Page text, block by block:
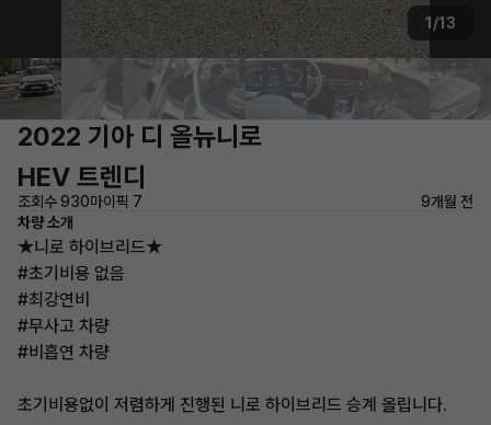
1/13
2022 기아 디 올뉴니로
HEV 트렌디
조회수 930마이픽 7
9개월 전
차량 소개
★니로 하이브리드★
#초기비용 없음
#최강연비
#무사고 차량
#비흡연 차량
초기비용없이 저렴하게 진행된 니로 하이브리드 승계 올립니다.